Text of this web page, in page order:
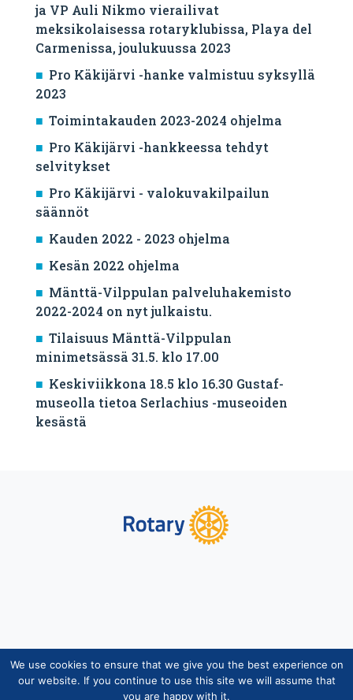
ja VP Auli Nikmo vierailivat
meksikolaisessa rotaryklubissa, Playa del
Carmenissa, joulukuussa 2023
Pro Käkijärvi -hanke valmistuu syksyllä
2023
Toimintakauden 2023-2024 ohjelma
Pro Käkijärvi -hankkeessa tehdyt
selvitykset
Pro Käkijärvi - valokuvakilpailun
säännöt
Kauden 2022 - 2023 ohjelma
Kesän 2022 ohjelma
Mänttä-Vilppulan palveluhakemisto
2022-2024 on nyt julkaistu.
Tilaisuus Mänttä-Vilppulan
minimetsässä 31.5. klo 17.00
Keskiviikkona 18.5 klo 16.30 Gustaf-
museolla tietoa Serlachius -museoiden
kesästä
Copyright © Suomen Rotarypalvelu ry 2026 |
Jäsentietojärjestelmän tietosuojaseloste|Henkilötietojen
We use cookies to ensure that we give you the best experience on
our website. If you continue to use this site we will assume that
you are happy with it.